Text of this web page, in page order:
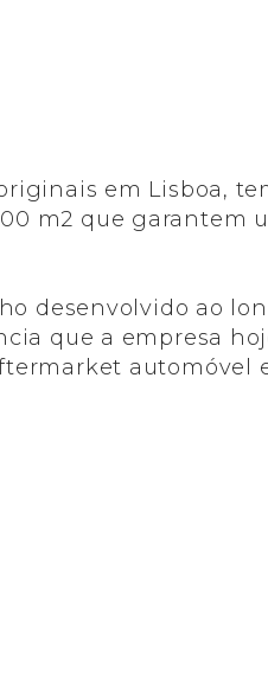
em Lisboa,
m2 que garantem
desenvolvido ao
que a empresa
automóvel